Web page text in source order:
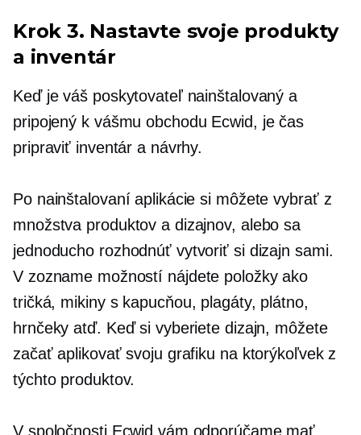
Krok 3. Nastavte svoje produkty
a inventár
Keď je váš poskytovateľ nainštalovaný a
pripojený k vášmu obchodu Ecwid, je čas
pripraviť inventár a návrhy.
Po nainštalovaní aplikácie si môžete vybrať z
množstva produktov a dizajnov, alebo sa
jednoducho rozhodnúť vytvoriť si dizajn sami.
V zozname možností nájdete položky ako
tričká, mikiny s kapucňou, plagáty, plátno,
hrnčeky atď. Keď si vyberiete dizajn, môžete
začať aplikovať svoju grafiku na ktorýkoľvek z
týchto produktov.
V spoločnosti Ecwid vám odporúčame mať